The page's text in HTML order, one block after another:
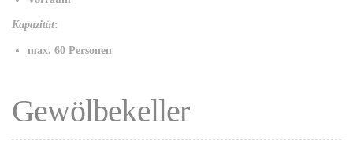
Kapazität:
max. 60 Personen
Gewölbekeller